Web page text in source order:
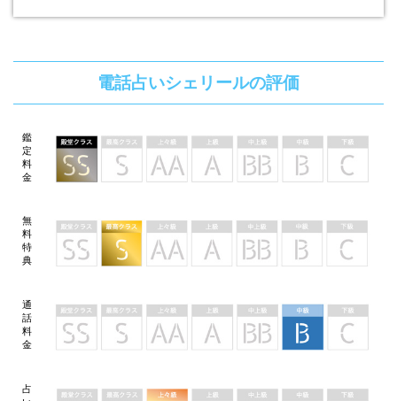
電話占いシェリールの評価
鑑
定
料
金
無
料
特
典
通
話
料
金
占